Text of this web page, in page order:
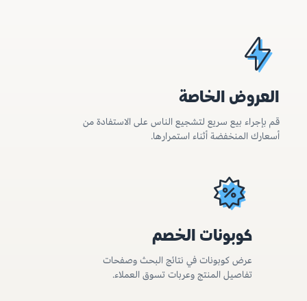
العروض الخاصة
قم بإجراء بيع سريع لتشجيع الناس على الاستفادة من
أسعارك المنخفضة أثناء استمرارها.
كوبونات الخصم
عرض كوبونات في نتائج البحث وصفحات
تفاصيل المنتج وعربات تسوق العملاء.